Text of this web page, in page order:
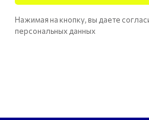
Нажимая на кнопку, вы даете
персональных данных